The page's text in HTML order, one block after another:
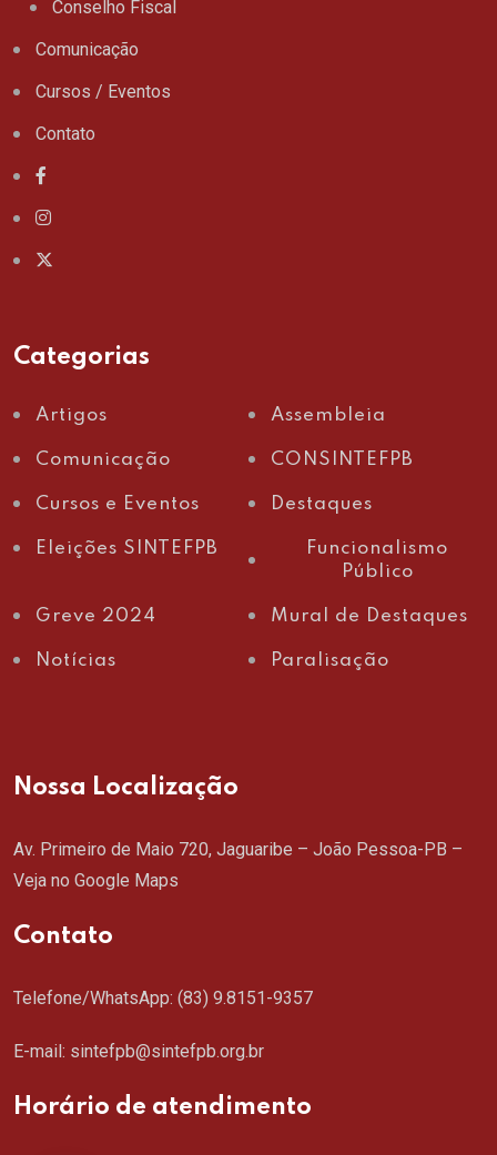
Conselho Fiscal
Comunicação
Cursos / Eventos
Contato
Categorias
Artigos Assembleia
Comunicação CONSINTEFPB
Cursos e Eventos Destaques
Eleições SINTEFPB
Funcionalismo
Público
Greve 2024 Mural de Destaques
Notícias Paralisação
Nossa Localização
Av. Primeiro de Maio 720, Jaguaribe – João Pessoa-PB –
Veja no Google Maps
Contato
Telefone/WhatsApp: (83) 9.8151-9357
E-mail: sintefpb@sintefpb.org.br
Horário de atendimento